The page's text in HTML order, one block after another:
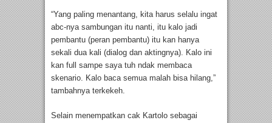
“Yang paling menantang, kita harus selalu ingat
abc-nya sambungan itu nanti, itu kalo jadi
pembantu (peran pembantu) itu kan hanya
sekali dua kali (dialog dan aktingnya). Kalo ini
kan full sampe saya tuh ndak membaca
skenario. Kalo baca semua malah bisa hilang,”
tambahnya terkekeh.
Selain menempatkan cak Kartolo sebagai